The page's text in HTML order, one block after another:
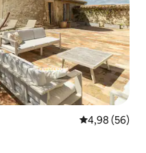
Évaluation
4,98 (56)